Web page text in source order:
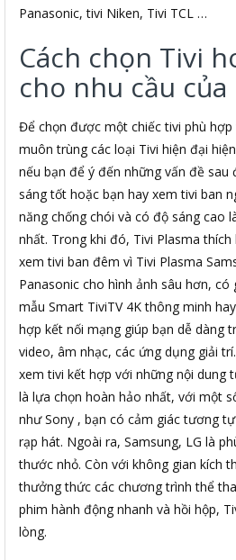
Panasonic, tivi Niken, Tivi TCL …
Cách chọn Tivi
cho nhu cầu của
Để chọn được một chiếc tivi phù
muôn trùng các loại Tivi hiện đại
nếu bạn để ý đến những vấn đề sau
sáng tốt hoặc bạn hay xem tivi ban
năng chống chói và có độ sáng cao
nhất. Trong khi đó, Tivi Plasma
xem tivi ban đêm vì Tivi Plasma
Panasonic cho hình ảnh sâu hơn, có
mẫu Smart TiviTV 4K thông minh
hợp kết nối mạng giúp bạn dễ dàng
video, âm nhạc, các ứng dụng giải
xem tivi kết hợp với những nội dung
là lựa chọn hoàn hảo nhất, với một
như Sony , bạn có cảm giác tương
rạp hát. Ngoài ra, Samsung, LG là
thước nhỏ. Còn với không gian kích
thưởng thức các chương trình thể
phim hành động nhanh và hồi hộp,
lòng.